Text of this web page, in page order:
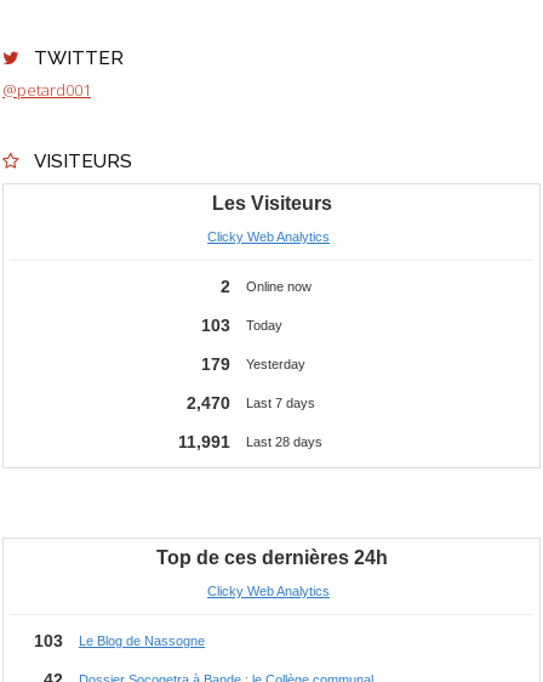
TWITTER
@petard001
VISITEURS